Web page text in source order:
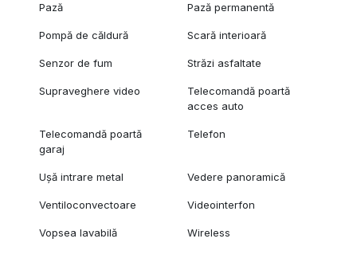
Pază Pază permanentă
Pompă de căldură Scară interioară
Senzor de fum Străzi asfaltate
Supraveghere video
Telecomandă poartă
acces auto
Telecomandă poartă
garaj
Telefon
Ușă intrare metal Vedere panoramică
Ventiloconvectoare Videointerfon
Vopsea lavabilă Wireless